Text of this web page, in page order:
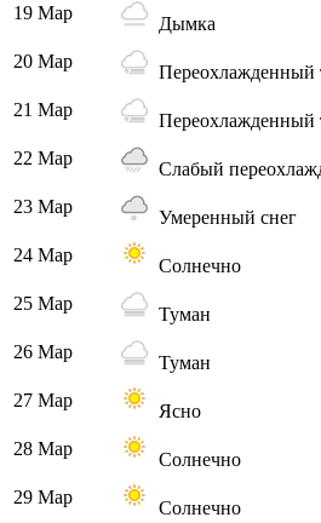
19 Мар
Дымка
20 Мар
Переохлажденный
21 Мар
Переохлажденный
22 Мар
Слабый
23 Мар
Умеренный снег
24 Мар
Солнечно
25 Мар
Туман
26 Мар
Туман
27 Мар
Ясно
28 Мар
Солнечно
29 Мар
Солнечно